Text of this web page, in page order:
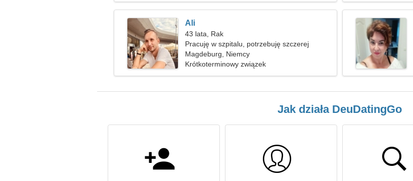
Ali
43 lata, Rak
Pracuję w szpitalu, potrzebuję szczerej
kobiety
Magdeburg, Niemcy
Krótkoterminowy związek
Jak działa DeuDatingGo